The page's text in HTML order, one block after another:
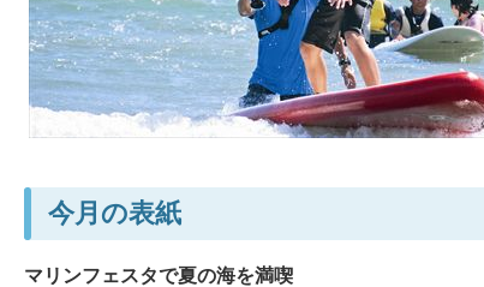
今月の表紙
マリンフェスタで夏の海を満喫